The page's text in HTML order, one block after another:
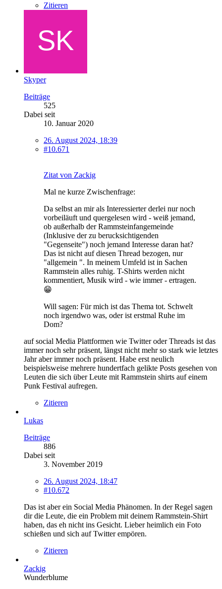
Zitieren
Skyper
Beiträge
525
Dabei seit
10. Januar 2020
26. August 2024, 18:39
#10.671
Zitat von Zackig
Mal ne kurze Zwischenfrage:
Da selbst an mir als Interessierter derlei nur noch
vorbeiläuft und quergelesen wird - weiß jemand,
ob außerhalb der Rammsteinfangemeinde
(Inklusive der zu berucksichtigenden
"Gegenseite") noch jemand Interesse daran hat?
Das ist nicht auf diesen Thread bezogen, nur
"allgemein ". In meinem Umfeld ist in Sachen
Rammstein alles ruhig. T-Shirts werden nicht
kommentiert, Musik wird - wie immer - ertragen.
😁
Will sagen: Für mich ist das Thema tot. Schwelt
noch irgendwo was, oder ist erstmal Ruhe im
Dom?
auf social Media Plattformen wie Twitter oder Threads ist das
immer noch sehr präsent, längst nicht mehr so stark wie letztes
Jahr aber immer noch präsent. Habe erst neulich
beispielsweise mehrere hundertfach gelikte Posts gesehen von
Leuten die sich über Leute mit Rammstein shirts auf einem
Punk Festival aufregen.
Zitieren
Lukas
Beiträge
886
Dabei seit
3. November 2019
26. August 2024, 18:47
#10.672
Das ist aber ein Social Media Phänomen. In der Regel sagen
dir die Leute, die ein Problem mit deinem Rammstein-Shirt
haben, das eh nicht ins Gesicht. Lieber heimlich ein Foto
schießen und sich auf Twitter empören.
Zitieren
Zackig
Wunderblume